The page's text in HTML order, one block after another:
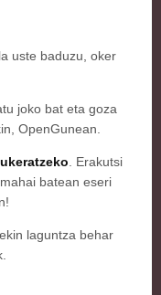
uste baduzu, oker
joko bat eta goza
OpenGunean.
. Erakutsi
batean eseri
laguntza behar